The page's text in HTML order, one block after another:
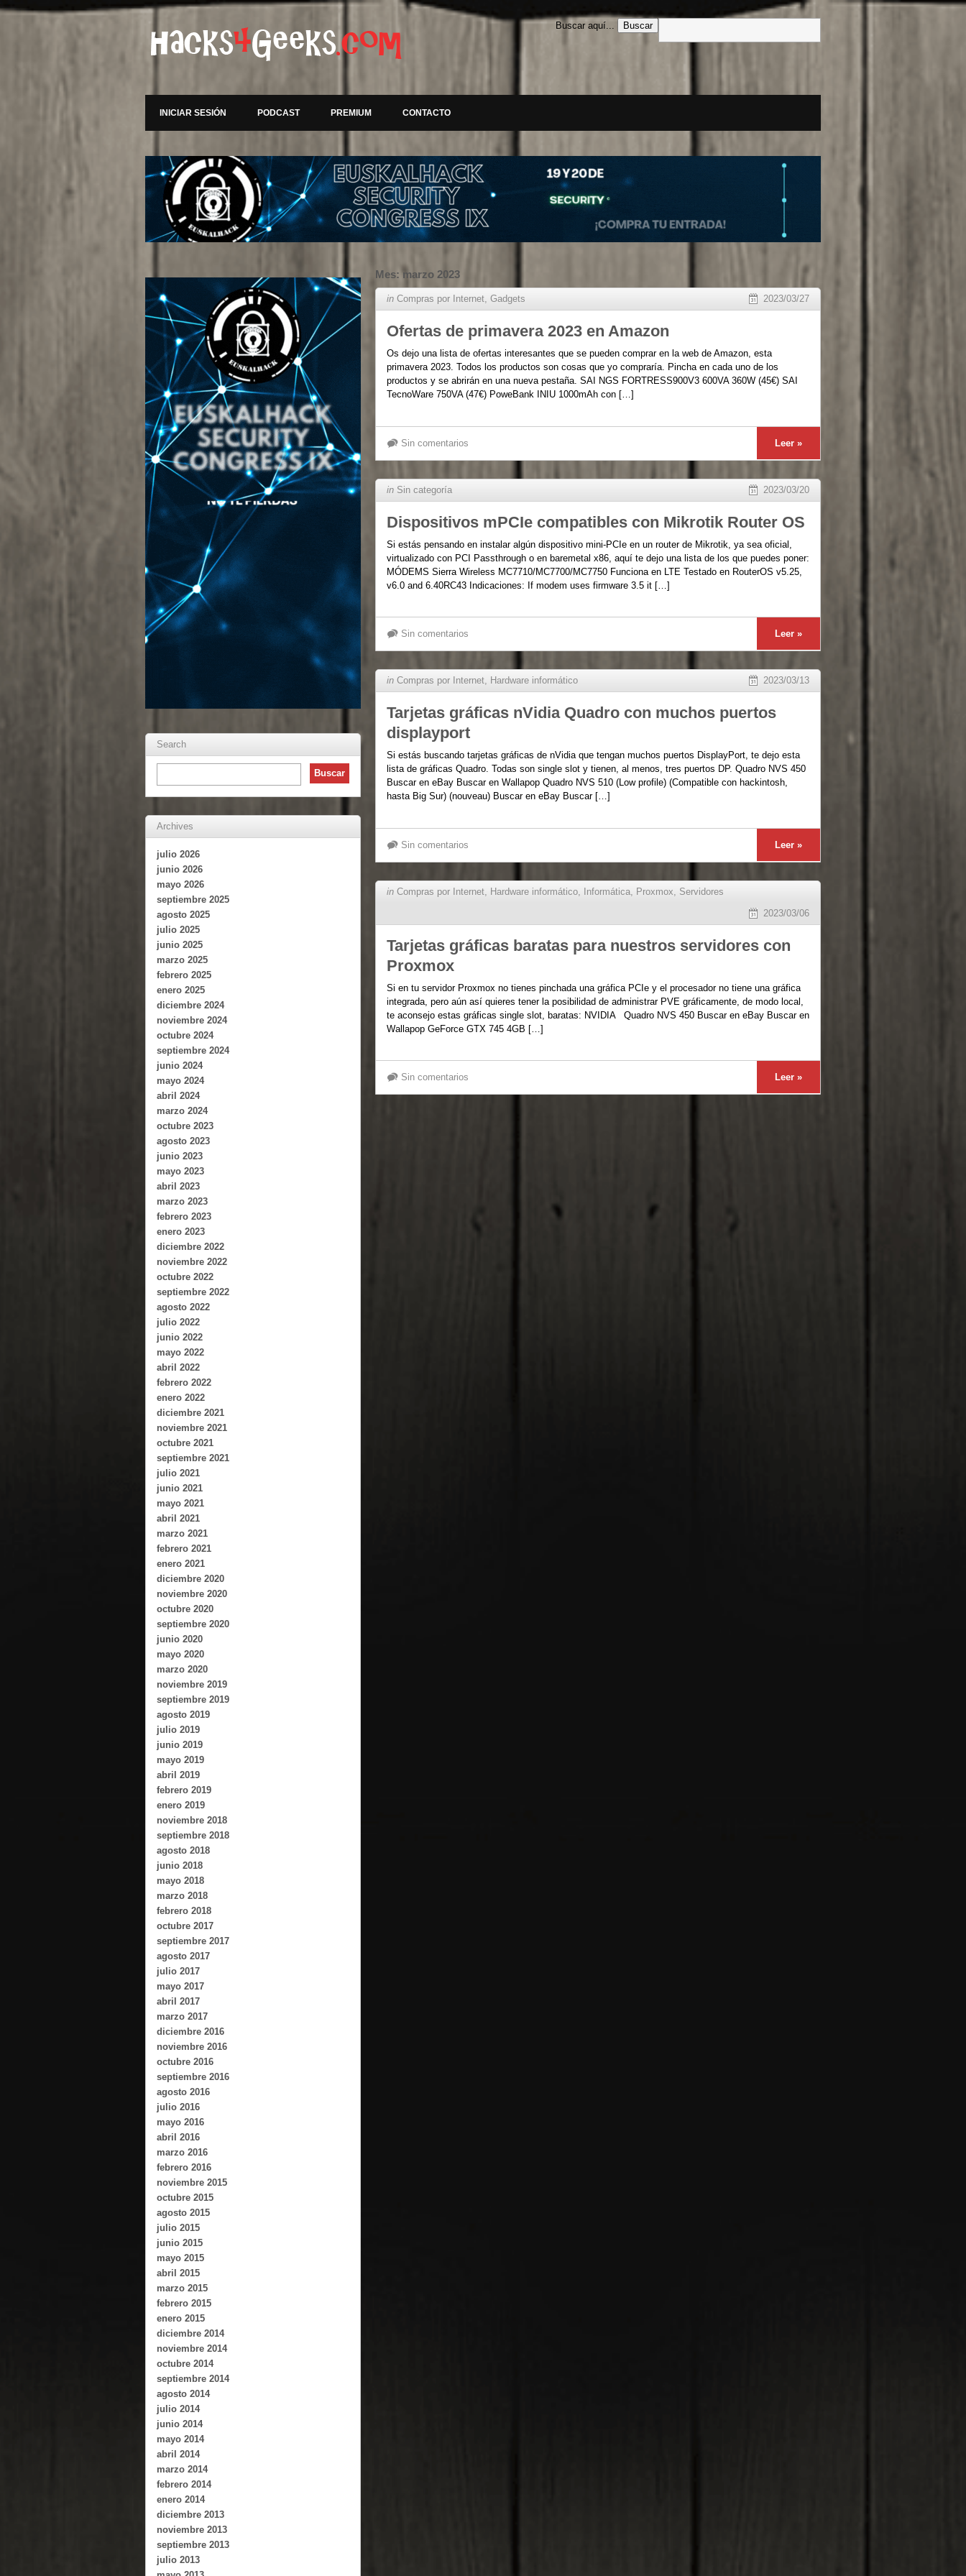
Buscar aquí...
INICIAR SESIÓN PODCAST PREMIUM CONTACTO
Mes:marzo 2023
in Compras por Internet, Gadgets 2023/03/27
Ofertas de primavera 2023 en Amazon
Os dejo una lista de ofertas interesantes que se pueden comprar en la web de Amazon, esta
primavera 2023. Todos los productos son cosas que yo compraría. Pincha en cada uno de los
productos y se abrirán en una nueva pestaña. SAI NGS FORTRESS900V3 600VA 360W (45€) SAI
TecnoWare 750VA (47€) PoweBank INIU 1000mAh con […]
Sin comentarios Leer »
in Sin categoría 2023/03/20
Dispositivos mPCIe compatibles con Mikrotik Router OS
Si estás pensando en instalar algún dispositivo mini-PCIe en un router de Mikrotik, ya sea oficial,
virtualizado con PCI Passthrough o en baremetal x86, aquí te dejo una lista de los que puedes poner:
MÓDEMS Sierra Wireless MC7710/MC7700/MC7750 Funciona en LTE Testado en RouterOS v5.25,
v6.0 and 6.40RC43 Indicaciones: If modem uses firmware 3.5 it […]
Sin comentarios Leer »
in Compras por Internet, Hardware informático 2023/03/13
Tarjetas gráficas nVidia Quadro con muchos puertos
displayport
Si estás buscando tarjetas gráficas de nVidia que tengan muchos puertos DisplayPort, te dejo esta
lista de gráficas Quadro. Todas son single slot y tienen, al menos, tres puertos DP. Quadro NVS 450
Buscar en eBay Buscar en Wallapop Quadro NVS 510 (Low profile) (Compatible con hackintosh,
hasta Big Sur) (nouveau) Buscar en eBay Buscar […]
Sin comentarios Leer »
in Compras por Internet Hardware informático Informática Proxmox Servidores
2023/03/06
Tarjetas gráficas baratas para nuestros servidores con
Proxmox
Si en tu servidor Proxmox no tienes pinchada una gráfica PCIe y el procesador no tiene una gráfica
integrada, pero aún así quieres tener la posibilidad de administrar PVE gráficamente, de modo local,
te aconsejo estas gráficas single slot, baratas: NVIDIA Quadro NVS 450 Buscar en eBay Buscar en
Wallapop GeForce GTX 745 4GB […]
Sin comentarios Leer »
Search
Archives
julio 2026
junio 2026
mayo 2026
septiembre 2025
agosto 2025
julio 2025
junio 2025
marzo 2025
febrero 2025
enero 2025
diciembre 2024
noviembre 2024
octubre 2024
septiembre 2024
junio 2024
mayo 2024
abril 2024
marzo 2024
octubre 2023
agosto 2023
junio 2023
mayo 2023
abril 2023
marzo 2023
febrero 2023
enero 2023
diciembre 2022
noviembre 2022
octubre 2022
septiembre 2022
agosto 2022
julio 2022
junio 2022
mayo 2022
abril 2022
febrero 2022
enero 2022
diciembre 2021
noviembre 2021
octubre 2021
septiembre 2021
julio 2021
junio 2021
mayo 2021
abril 2021
marzo 2021
febrero 2021
enero 2021
diciembre 2020
noviembre 2020
octubre 2020
septiembre 2020
junio 2020
mayo 2020
marzo 2020
noviembre 2019
septiembre 2019
agosto 2019
julio 2019
junio 2019
mayo 2019
abril 2019
febrero 2019
enero 2019
noviembre 2018
septiembre 2018
agosto 2018
junio 2018
mayo 2018
marzo 2018
febrero 2018
octubre 2017
septiembre 2017
agosto 2017
julio 2017
mayo 2017
abril 2017
marzo 2017
diciembre 2016
noviembre 2016
octubre 2016
septiembre 2016
agosto 2016
julio 2016
mayo 2016
abril 2016
marzo 2016
febrero 2016
noviembre 2015
octubre 2015
agosto 2015
julio 2015
junio 2015
mayo 2015
abril 2015
marzo 2015
febrero 2015
enero 2015
diciembre 2014
noviembre 2014
octubre 2014
septiembre 2014
agosto 2014
julio 2014
junio 2014
mayo 2014
abril 2014
marzo 2014
febrero 2014
enero 2014
diciembre 2013
noviembre 2013
septiembre 2013
julio 2013